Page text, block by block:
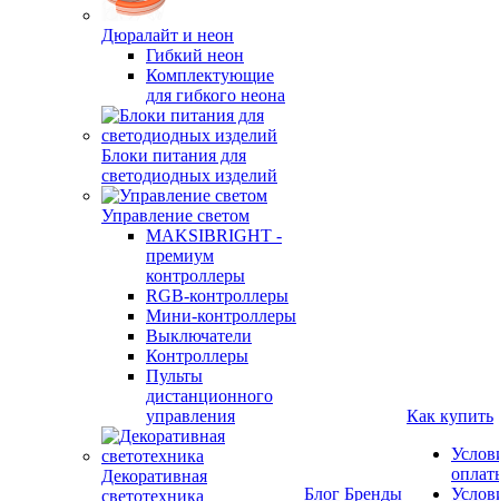
Дюралайт и неон
Гибкий неон
Комплектующие
для гибкого неона
Блоки питания для
светодиодных изделий
Управление светом
MAKSIBRIGHT -
премиум
контроллеры
RGB-контроллеры
Мини-контроллеры
Выключатели
Контроллеры
Пульты
дистанционного
управления
Декоративная
светотехника
Блог Бренды
Как купить